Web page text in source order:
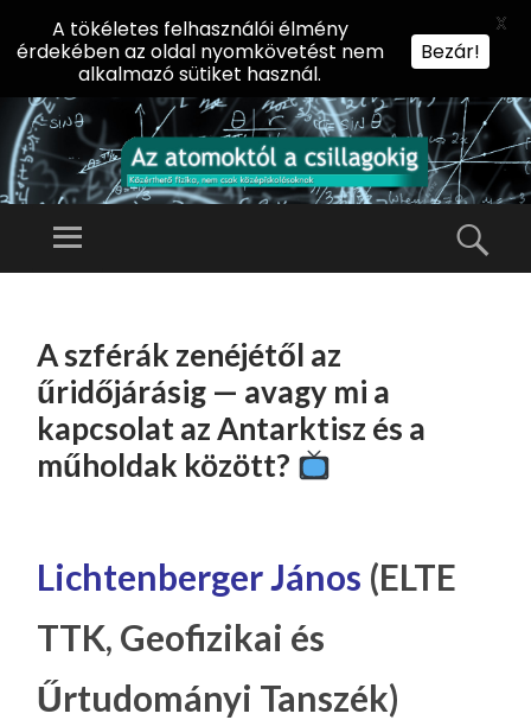
AZ
KT
Ó
L
A
CS
G
O
KI
G
Előadássorozat
Természettudományi
Kar Fizikai
Intézetében
Menü
TARTALOMHOZ
A szférák zenéjétől az
űridőjárásig — avagy mi a
kapcsolat az Antarktisz és a
műholdak között?
Lichtenberger János (ELTE
TTK, Geofizikai és
Űrtudományi Tanszék)
A tökéletes felhasználói élmény
érdekében az oldal nyomkövetést nem
alkalmazó sütiket használ.
Bezár!
X